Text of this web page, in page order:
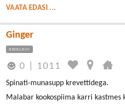
VAATA EDASI ...
Ginger
KESKLINN
0 1011
Spinati-munasupp krevettidega.
Malabar kookospiima karri kastmes